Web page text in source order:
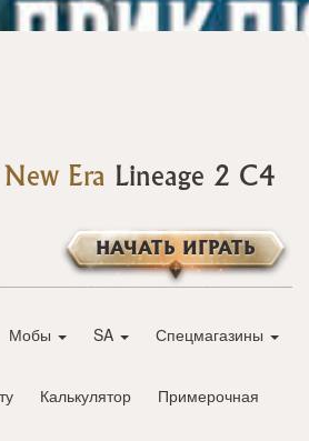
New Era Lineage 2 C4
НАЧАТЬ ИГРАТЬ
Мобы SA Спецмагазины
Калькулятор Примерочная